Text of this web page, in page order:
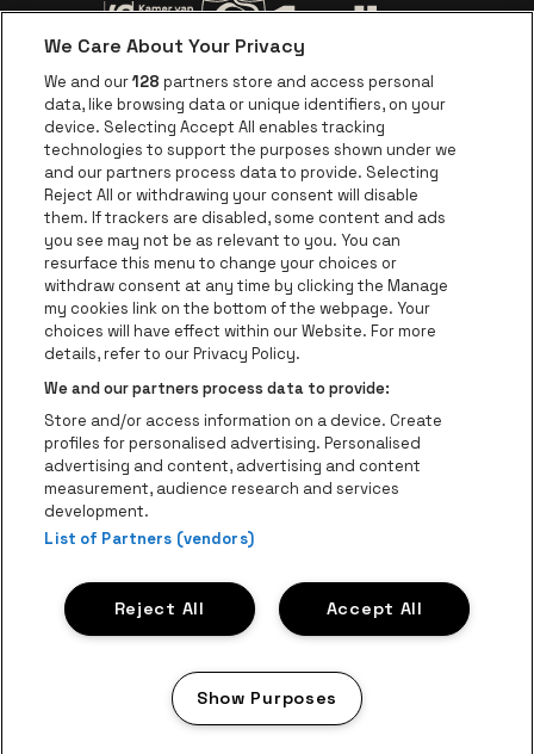
Ga naar de website van Voka Limburg
Ga naar de website
Ga naar de website van Coca-Cola
Ga naar de website van
Ga naar de
Ga naar de website van Champagne
Ga naar de website
Ga naar de website van Het logo
Ga naar de
Ga naar de website van Holiday Inn
Ga naar de website
Ga naar de
Trixxo Theater Hasselt is een deel van be•at
Trixxo Theater Hasselt
Gouverneur Verwilghensingel 70, 3500 Hasselt
Be-At Venues
Schijnpoortweg 119, 2170 Antwerpen
BTW (BE) 0461.051.688 - RPR Antwerpen
BNP Paribas Fortis - IBAN: BE93 2200 4925 0067 - BIC:
GEBABEBB
ProclaimerCookiesManage my cookiesPrivacy
We Care About Your Privacy
We and our128 partners store and access personal
data, like browsing data or unique identifiers, on your
device. Selecting Accept All enables tracking
technologies to support the purposes shown under we
and our partners process data to provide. Selecting
Reject All or withdrawing your consent will disable
them. If trackers are disabled, some content and ads
you see may not be as relevant to you. You can
resurface this menu to change your choices or
withdraw consent at any time by clicking the Manage
my cookies link on the bottom of the webpage. Your
choices will have effect within our Website. For more
details, refer to our Privacy Policy.
We and our partners process data to provide:
Store and/or access information on a device. Create
profiles for personalised advertising. Personalised
advertising and content, advertising and content
measurement, audience research and services
development.
List of Partners (vendors)
Accept All
Reject All
Show Purposes